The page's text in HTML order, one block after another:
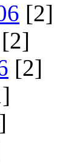
[2]
[2]
[2]